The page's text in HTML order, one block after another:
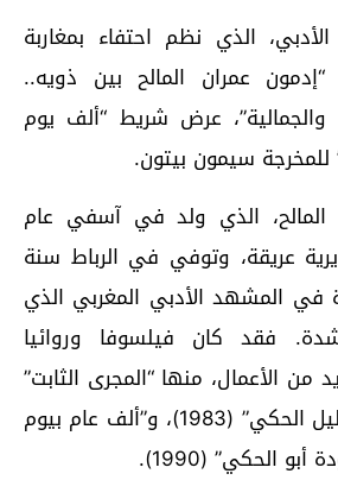
الذي نظم احتفاء بمغاربة
عمران المالح بين ذويه..
والجمالية”، عرض شريط “ألف يوم
للمخرجة سيمون بيتون.
المالح، الذي ولد في آسفي عام
عريقة، وتوفي في الرباط سنة
في المشهد الأدبي المغربي الذي
فقد كان فيلسوفا وروائيا
من الأعمال، منها “المجرى الثابت”
(1980)، و”أيلان أو ليل الحكي” (1983)، و”ألف عام بيوم